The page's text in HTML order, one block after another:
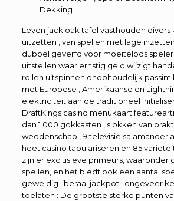
Dekking .
Leven jack oak tafel vasthouden divers
uitzetten , van spellen met lage
dubbel geverfd voor moeiteloos
uitstellen waar ernstig geld wijzigt
rollen uitspinnen onophoudelijk passim
met Europese , Amerikaanse en
elektriciteit aan de traditioneel
DraftKings casino menukaart
dan 1.000 gokkasten , slokken van
weddenschap , 9 televisie salamander
heet casino tabulariseren en 85
zijn er exclusieve primeurs, waaronder
spellen, en het biedt ook een aantal
geweldig liberaal jackpot . ongeveer
toelaten : De grootste sterke punten